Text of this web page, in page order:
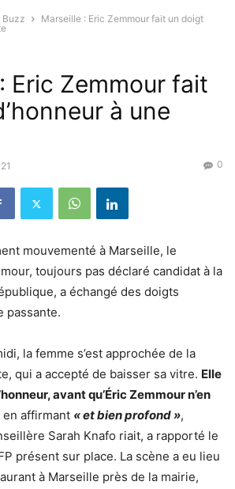
Buzz
Marseille : Eric Zemmour fait un doigt
Eric Zemmour fait
à une
0
mouvementé à Marseille, le
toujours pas déclaré candidat à la
a échangé des doigts
passante.
la femme s’est approchée de la
qui a accepté de baisser sa vitre. Elle
avant qu’Éric Zemmour n’en
en affirmant « et bien profond »,
Sarah Knafo riait, a rapporté le
présent sur place. La scène a eu lieu
à Marseille près de la mairie,